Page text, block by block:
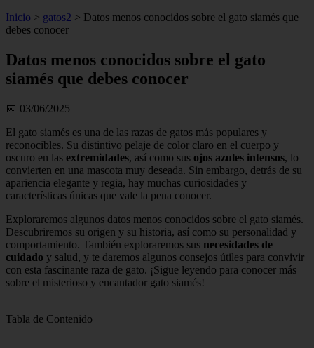
Inicio > gatos2 > Datos menos conocidos sobre el gato siamés que
debes conocer
Datos menos conocidos sobre el gato
siamés que debes conocer
📅 03/06/2025
El gato siamés es una de las razas de gatos más populares y
reconocibles. Su distintivo pelaje de color claro en el cuerpo y
oscuro en las extremidades, así como sus ojos azules intensos, lo
convierten en una mascota muy deseada. Sin embargo, detrás de su
apariencia elegante y regia, hay muchas curiosidades y
características únicas que vale la pena conocer.
Exploraremos algunos datos menos conocidos sobre el gato siamés.
Descubriremos su origen y su historia, así como su personalidad y
comportamiento. También exploraremos sus necesidades de
cuidado y salud, y te daremos algunos consejos útiles para convivir
con esta fascinante raza de gato. ¡Sigue leyendo para conocer más
sobre el misterioso y encantador gato siamés!
Tabla de Contenido